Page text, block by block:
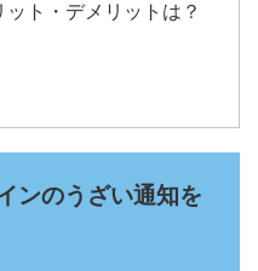
ト・デメリットは？
ンのうざい通知を